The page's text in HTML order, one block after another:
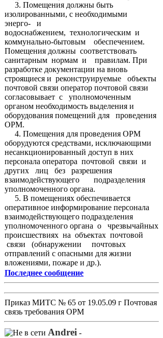
3. Помещения должны быть
изолированными, с необходимыми
энерго- и
водоснабжением, технологическим и
коммунально-бытовым обеспечением.
Помещения должны соответствовать
санитарным нормам и правилам. При
разработке документации на вновь
строящиеся и реконструируемые объекты
почтовой связи оператор почтовой связи
согласовывает с уполномоченным
органом необходимость выделения и
оборудования помещений для проведения
ОРМ.
4. Помещения для проведения ОРМ
оборудуются средствами, исключающими
несанкционированный доступ в них
персонала оператора почтовой связи и
других лиц без разрешения
взаимодействующего подразделения
уполномоченного органа.
5. В помещениях обеспечивается
оперативное информирование персонала
взаимодействующего подразделения
уполномоченного органа о чрезвычайных
происшествиях на объектах почтовой
связи (обнаружении почтовых
отправлений с опасными для жизни
вложениями, пожаре и др.).
Последнее сообщение
Приказ МИТС № 65 от 19.05.09 г Почтовая
связь требования ОРМ
Andrei -